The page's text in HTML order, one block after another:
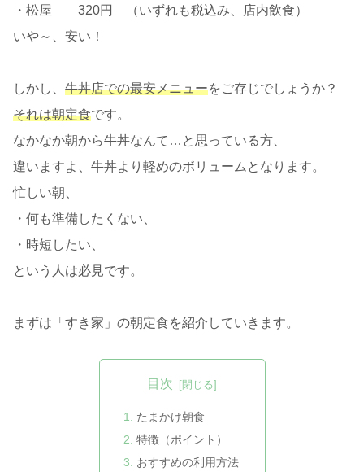
・松屋 320円 （いずれも税込み、店内飲食）
いや～、安い！
しかし、 牛丼店での最安メニューをご存じでしょうか？
それは朝定食です。
なかなか朝から牛丼なんて…と思っている方、
違いますよ、牛丼より軽めのボリュームとなります。
忙しい朝、
・何も準備したくない、
・時短したい、
という人は必見です。
まずは「すき家」の朝定食を紹介していきます。
目次
たまかけ朝食
特徴（ポイント）
おすすめの利用方法